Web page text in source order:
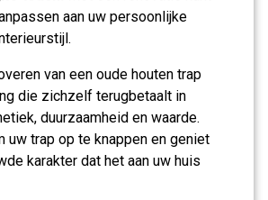
aan uw persoonlijke
van een oude houten trap
die zichzelf terugbetaalt in
duurzaamheid en waarde.
uw trap op te knappen en geniet
karakter dat het aan uw huis